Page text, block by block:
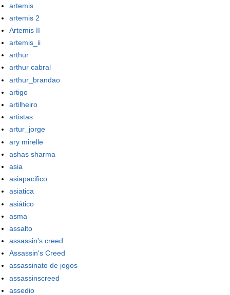
artemis
artemis 2
Artemis II
artemis_ii
arthur
arthur cabral
arthur_brandao
artigo
artilheiro
artistas
artur_jorge
ary mirelle
ashas sharma
asia
asiapacifico
asiatica
asiático
asma
assalto
assassin's creed
Assassin's Creed
assassinato de jogos
assassinscreed
assedio